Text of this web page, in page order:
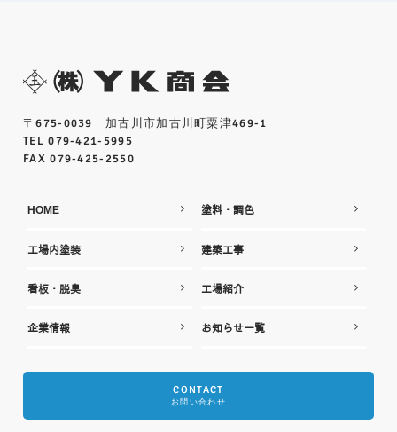
〒675-0039 加古川市加古川町粟津469-1
TEL 079-421-5995
FAX 079-425-2550
HOME 塗料・調色
工場内塗装 建築工事
看板・脱臭 工場紹介
企業情報 お知らせ一覧
CONTACT
お問い合わせ